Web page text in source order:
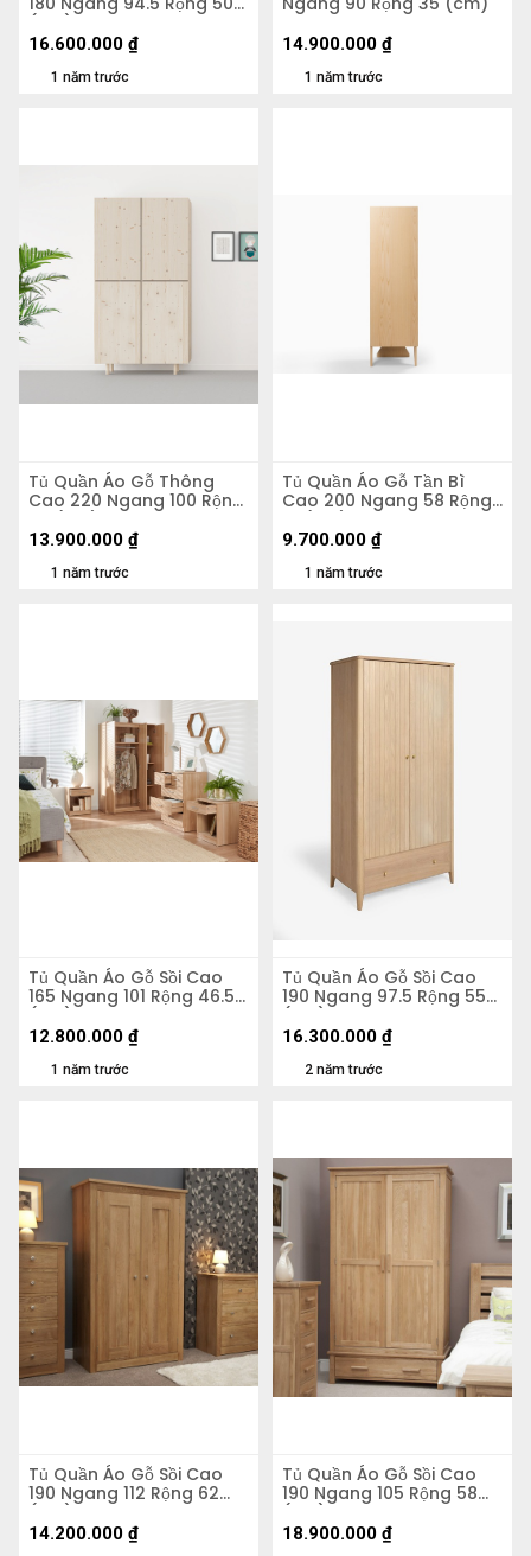
(cm)
1 năm trước
16.600.000 ₫
1 năm trước
14.900.000 ₫
Tủ Quần Áo Gỗ Thông
Cao 220 Ngang 100 Rộng
57 (cm)
1 năm trước
13.900.000 ₫
Tủ Quần Áo Gỗ Tần Bì
Cao 200 Ngang 58 Rộng
51 (cm)
1 năm trước
9.700.000 ₫
Tủ Quần Áo Gỗ Sồi Cao
165 Ngang 101 Rộng 46.5
(cm)
1 năm trước
12.800.000 ₫
Tủ Quần Áo Gỗ Sồi Cao
190 Ngang 97.5 Rộng 55
(cm)
2 năm trước
16.300.000 ₫
Tủ Quần Áo Gỗ Sồi Cao
190 Ngang 112 Rộng 62
(cm)
14.200.000 ₫
Tủ Quần Áo Gỗ Sồi Cao
190 Ngang 105 Rộng 58
(cm)
18.900.000 ₫